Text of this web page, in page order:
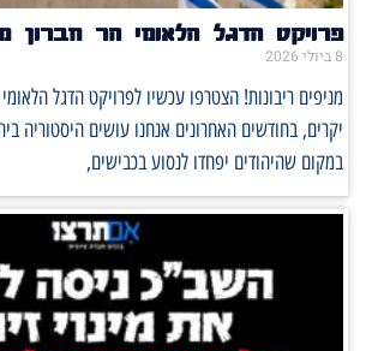
פרויקט הדגל הלאומי הר חברון
8 ביולי 2026
מניפים ריבונות! הצטרפו עכשיו לפרויקט הדגל
יקרים, בחודשים האחרונים אנחנו עושים היסטוריה
במקום שהיהודים יפחדו לנסוע בכבישים,